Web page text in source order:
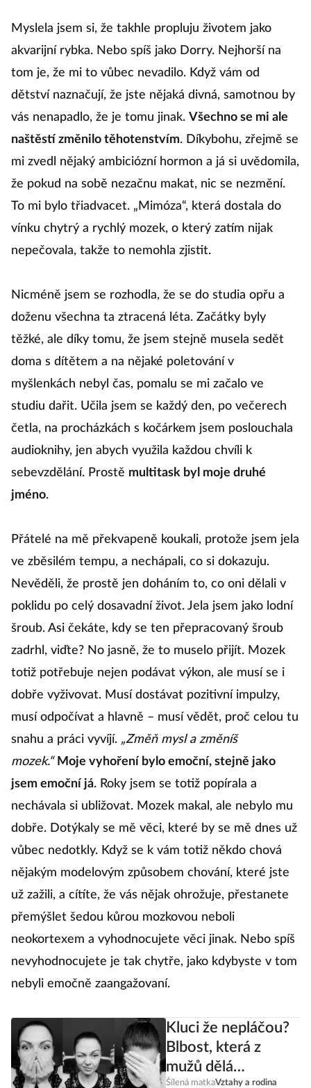
Myslela jsem si, že takhle propluju životem jako
akvarijní rybka. Nebo spíš jako Dorry. Nejhorší na
tom je, že mi to vůbec nevadilo. Když vám od
dětství naznačují, že jste nějaká divná, samotnou by
vás nenapadlo, že je tomu jinak. Všechno se mi ale
naštěstí změnilo těhotenstvím. Díkybohu, zřejmě se
mi zvedl nějaký ambiciózní hormon a já si uvědomila,
že pokud na sobě nezačnu makat, nic se nezmění.
To mi bylo třiadvacet. „Mimóza“, která dostala do
vínku chytrý a rychlý mozek, o který zatím nijak
nepečovala, takže to nemohla zjistit.
Nicméně jsem se rozhodla, že se do studia opřu a
doženu všechna ta ztracená léta. Začátky byly
těžké, ale díky tomu, že jsem stejně musela sedět
doma s dítětem a na nějaké poletování v
myšlenkách nebyl čas, pomalu se mi začalo ve
studiu dařit. Učila jsem se každý den, po večerech
četla, na procházkách s kočárkem jsem poslouchala
audioknihy, jen abych využila každou chvíli k
sebevzdělání. Prostě multitask byl moje druhé
jméno.
Přátelé na mě překvapeně koukali, protože jsem jela
ve zběsilém tempu, a nechápali, co si dokazuju.
Nevěděli, že prostě jen doháním to, co oni dělali v
poklidu po celý dosavadní život. Jela jsem jako lodní
šroub. Asi čekáte, kdy se ten přepracovaný šroub
zadrhl, viďte? No jasně, že to muselo přijít. Mozek
totiž potřebuje nejen podávat výkon, ale musí se i
dobře vyživovat. Musí dostávat pozitivní impulzy,
musí odpočívat a hlavně – musí vědět, proč celou tu
snahu a práci vyvíjí. „Změň mysl a změníš
mozek.“ Moje vyhoření bylo emoční, stejně jako
jsem emoční já. Roky jsem se totiž popírala a
nechávala si ubližovat. Mozek makal, ale nebylo mu
dobře. Dotýkaly se mě věci, které by se mě dnes už
vůbec nedotkly. Když se k vám totiž někdo chová
nějakým modelovým způsobem chování, které jste
už zažili, a cítíte, že vás nějak ohrožuje, přestanete
přemýšlet šedou kůrou mozkovou neboli
neokortexem a vyhodnocujete věci jinak. Nebo spíš
nevyhodnocujete je tak chytře, jako kdybyste v tom
nebyli emočně zaangažovaní.
Kluci že nepláčou?
Blbost, která z
mužů dělá
Šílená matkaVztahy a rodina